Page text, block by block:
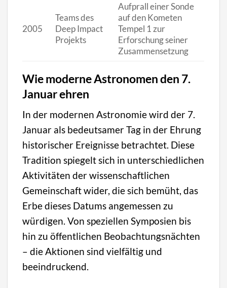
2005
Teams des
Deep Impact
Projekts
Aufprall einer Sonde
auf den Kometen
Tempel 1 zur
Erforschung seiner
Zusammensetzung
Wie moderne Astronomen den 7.
Januar ehren
In der modernen Astronomie wird der 7.
Januar als bedeutsamer Tag in der Ehrung
historischer Ereignisse betrachtet. Diese
Tradition spiegelt sich in unterschiedlichen
Aktivitäten der wissenschaftlichen
Gemeinschaft wider, die sich bemüht, das
Erbe dieses Datums angemessen zu
würdigen. Von speziellen Symposien bis
hin zu öffentlichen Beobachtungsnächten
– die Aktionen sind vielfältig und
beeindruckend.